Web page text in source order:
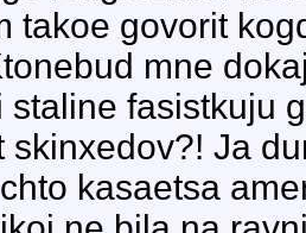
takoe govorit
mne
staline fasistkuju
skinxedov?! Ja
kasaetsa